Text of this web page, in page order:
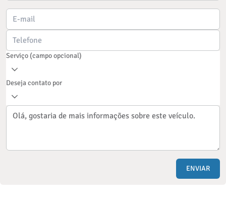
Serviço (campo opcional)
Deseja contato por
ENVIAR